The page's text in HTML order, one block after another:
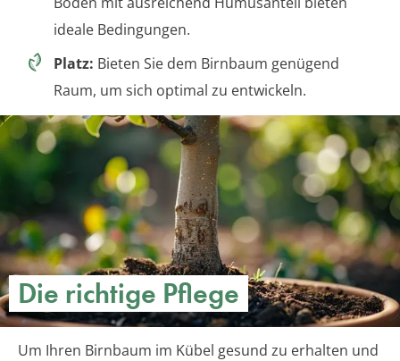
ideale Bedingungen.
Platz: Bieten Sie dem Birnbaum genügend
Raum, um sich optimal zu entwickeln.
Die richtige Pflege
Um Ihren Birnbaum im Kübel gesund zu erhalten und